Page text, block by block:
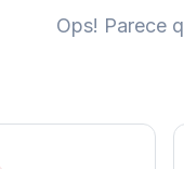
Ops! Parece